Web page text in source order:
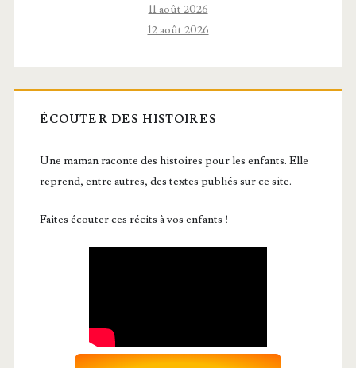
11 août 2026
12 août 2026
ÉCOUTER DES HISTOIRES
Une maman raconte des histoires pour les enfants. Elle
reprend, entre autres, des textes publiés sur ce site.
Faites écouter ces récits à vos enfants !